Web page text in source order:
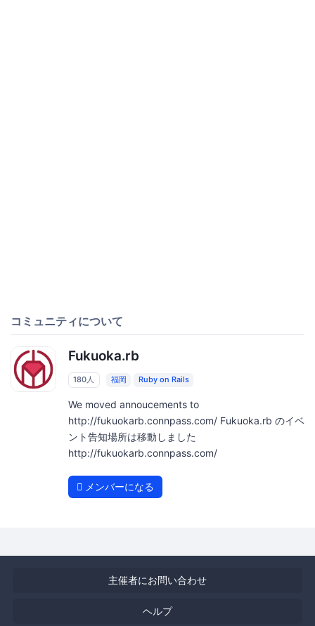
コミュニティについて
Fukuoka.rb
180人 福岡 Ruby on Rails
We moved annoucements to
http://fukuokarb.connpass.com/ Fukuoka.rb のイベ
ント告知場所は移動しました
http://fukuokarb.connpass.com/
メンバーになる
主催者にお問い合わせ
ヘルプ